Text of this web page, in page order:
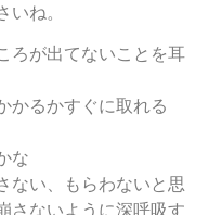
ね。
ろが出てないことを耳
かるかすぐに取れる
な
ない、もらわないと思
さないように深呼吸す